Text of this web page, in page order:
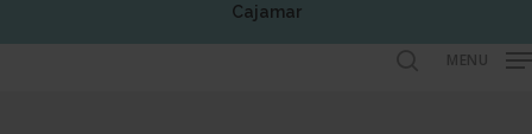
Cajamar
MENU